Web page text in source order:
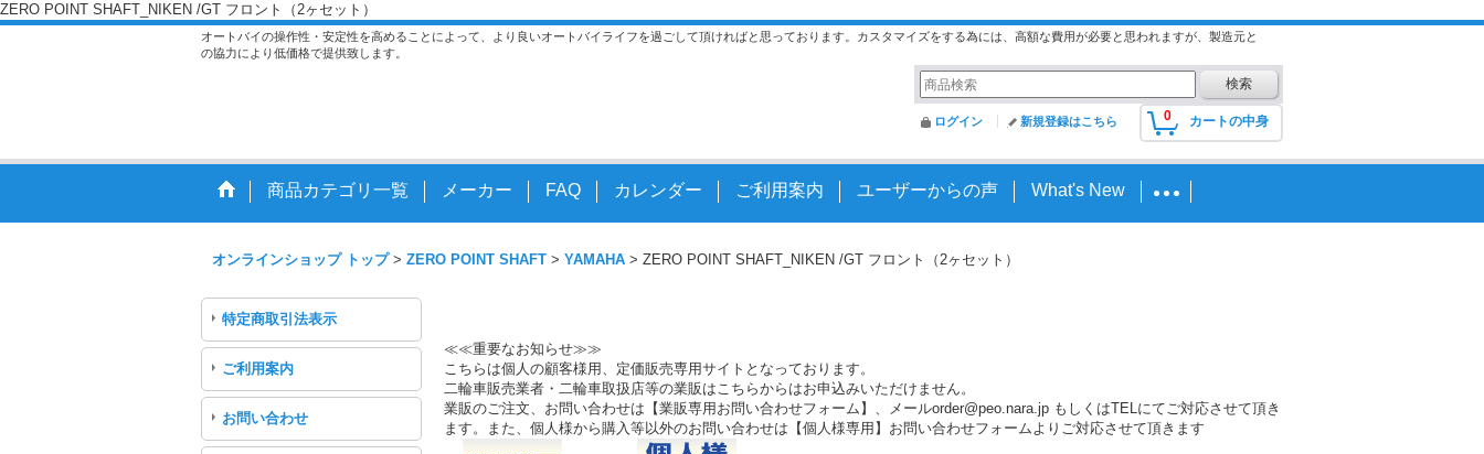
ZERO POINT SHAFT_NIKEN /GT フロント（2ヶセット）
オートバイの操作性・安定性を高めることによって、より良いオートバイライフを過ごして頂ければと思っております。カスタマイズをする為には、高額な費用が必要と思われますが、製造元と
の協力により低価格で提供致します。
0 カートの中身
ログイン 新規登録はこちら
商品カテゴリ一覧 メーカー FAQ カレンダー ご利用案内 ユーザーからの声 What's New
オンラインショップ トップ > ZERO POINT SHAFT > YAMAHA > ZERO POINT SHAFT_NIKEN /GT フロント（2ヶセット）
特定商取引法表示
ご利用案内
お問い合わせ
≪≪重要なお知らせ≫≫
こちらは個人の顧客様用、定価販売専用サイトとなっております。
二輪車販売業者・二輪車取扱店等の業販はこちらからはお申込みいただけません。
業販のご注文、お問い合わせは【業販専用お問い合わせフォーム】、メールorder@peo.nara.jp もしくはTELにてご対応させて頂き
ます。また、個人様から購入等以外のお問い合わせは【個人様専用】お問い合わせフォームよりご対応させて頂きます